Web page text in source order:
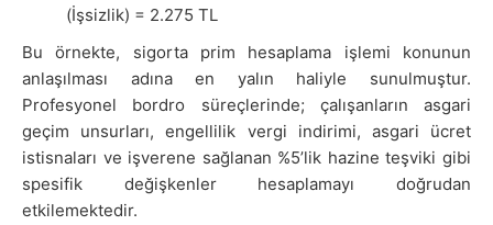
(İşsizlik) = 2.275 TL
Bu örnekte, sigorta prim hesaplama işlemi konunun
anlaşılması adına en yalın haliyle sunulmuştur.
Profesyonel bordro süreçlerinde; çalışanların asgari
geçim unsurları, engellilik vergi indirimi, asgari ücret
istisnaları ve işverene sağlanan %5’lik hazine teşviki gibi
spesifik değişkenler hesaplamayı doğrudan
etkilemektedir.